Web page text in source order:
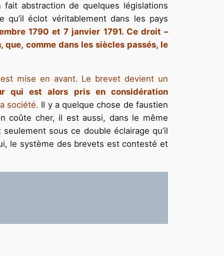
abstraction de quelques législations
qu’il éclot véritablement dans les pays
1790 et 7 janvier 1791. Ce droit –
que, comme dans les siècles passés, le
mise en avant. Le brevet devient un
qui est alors pris en considération
société. Il y a quelque chose de faustien
coûte cher, il est aussi, dans le même
sous ce double éclairage qu’il
le système des brevets est contesté et